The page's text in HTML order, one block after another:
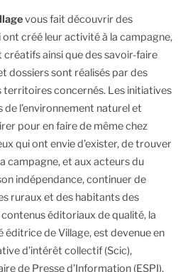
vous fait découvrir des
créé leur activité à la campagne,
ainsi que des savoir-faire
dossiers sont réalisés par des
territoires concernés. Les initiatives
l’environnement naturel et
pour en faire de même chez
qui ont envie d’exister, de trouver
campagne, et aux acteurs du
indépendance, continuer de
ruraux et des habitants des
éditoriaux de qualité, la
éditrice de Village, est devenue en
d’intérêt collectif (Scic),
de Presse d’Information (ESPI).